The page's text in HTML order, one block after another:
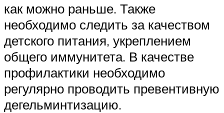
как можно раньше. Также
необходимо следить за качеством
детского питания, укреплением
общего иммунитета. В качестве
профилактики необходимо
регулярно проводить превентивную
дегельминтизацию.